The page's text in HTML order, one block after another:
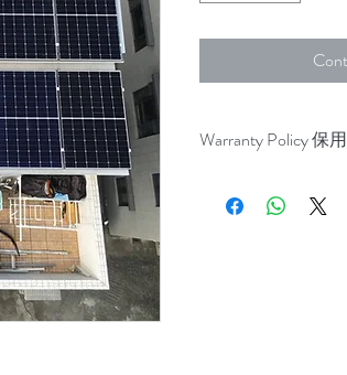
Warranty Policy 保
太陽能發電板: LG